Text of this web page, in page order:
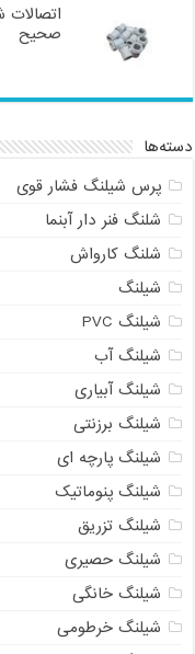
صحیح
دسته‌ها
پرس شیلنگ فشار قوی
شلنگ فنر دار آبنما
شلنگ کارواش
شیلنگ
شیلنگ PVC
شیلنگ آب
شیلنگ آبیاری
شیلنگ برزنتی
شیلنگ پارچه ای
شیلنگ پنوماتیک
شیلنگ تزریق
شیلنگ حصیری
شیلنگ خانگی
شیلنگ خرطومی